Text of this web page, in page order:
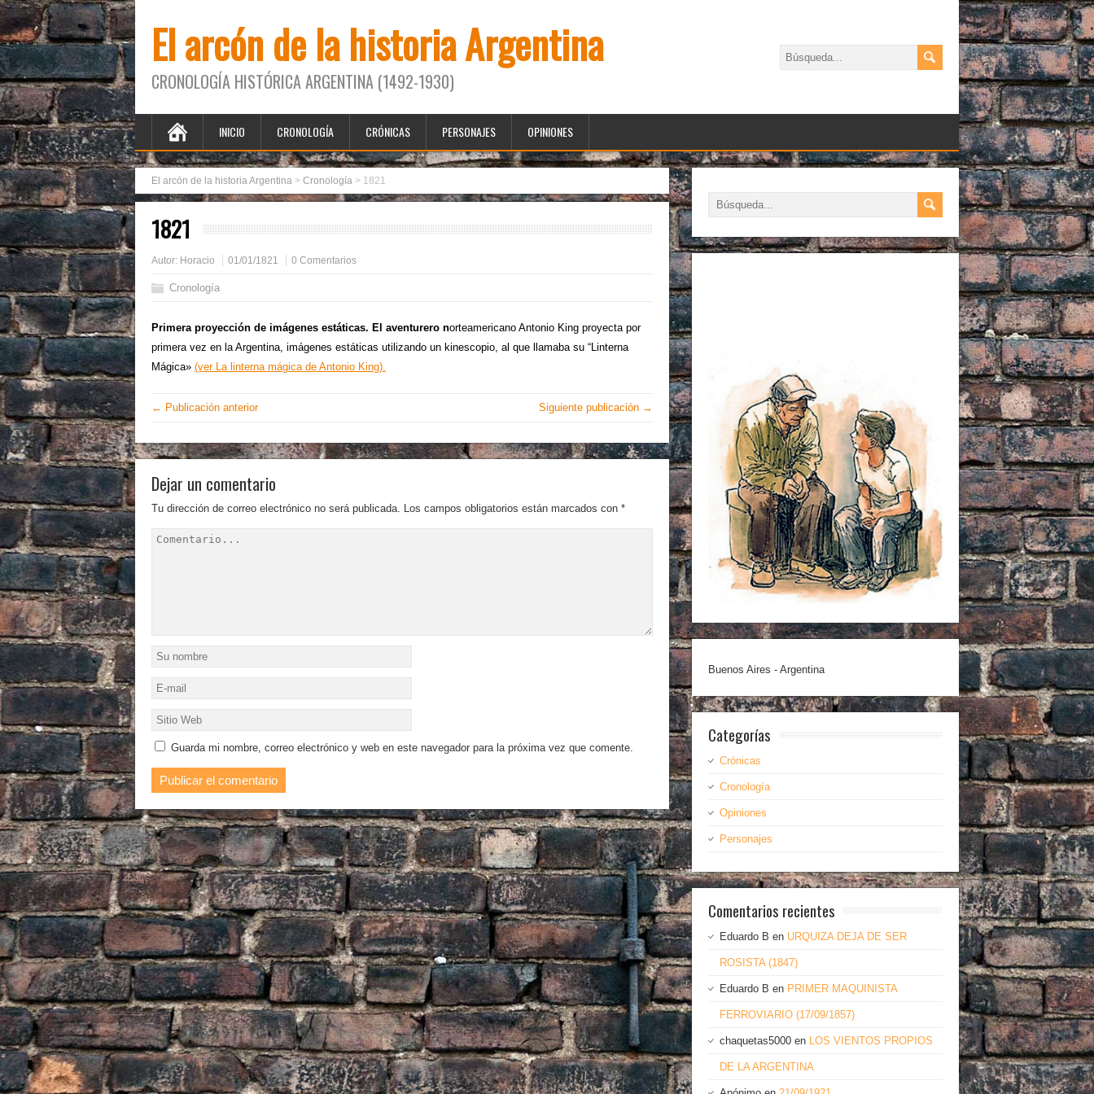
El arcón de la historia Argentina
CRONOLOGÍA HISTÓRICA ARGENTINA (1492-1930)
INICIO CRONOLOGÍA CRÓNICAS PERSONAJES OPINIONES
El arcón de la historia Argentina > Cronología > 1821
1821
Autor: Horacio 01/01/1821 0 Comentarios
Cronología
Primera proyección de imágenes estáticas. El aventurero norteamericano Antonio King proyecta por
primera vez en la Argentina, imágenes estáticas utilizando un kinescopio, al que llamaba su “Linterna
Mágica» (ver La linterna mágica de Antonio King).
← Publicación anterior Siguiente publicación →
Dejar un comentario
Tu dirección de correo electrónico no será publicada. Los campos obligatorios están marcados con *
Guarda mi nombre, correo electrónico y web en este navegador para la próxima vez que comente.
Buenos Aires - Argentina
Categorías
Crónicas
Cronología
Opiniones
Personajes
Comentarios recientes
Eduardo B en URQUIZA DEJA DE SER
ROSISTA (1847)
Eduardo B en PRIMER MAQUINISTA
FERROVIARIO (17/09/1857)
chaquetas5000 en LOS VIENTOS PROPIOS
DE LA ARGENTINA